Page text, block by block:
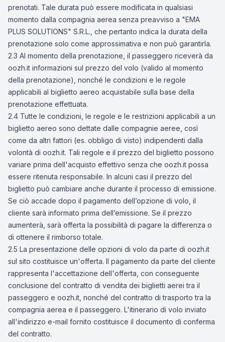
prenotati. Tale durata può essere modificata in qualsiasi
momento dalla compagnia aerea senza preavviso a "EMA
PLUS SOLUTIONS" S.R.L., che pertanto indica la durata della
prenotazione solo come approssimativa e non può garantirla.
2.3 Al momento della prenotazione, il passeggero riceverà da
oozh.it informazioni sul prezzo del volo (valido al momento
della prenotazione), nonché le condizioni e le regole
applicabili al biglietto aereo acquistabile sulla base della
prenotazione effettuata.
2.4 Tutte le condizioni, le regole e le restrizioni applicabili a un
biglietto aereo sono dettate dalle compagnie aeree, così
come da altri fattori (es. obbligo di visto) indipendenti dalla
volontà di oozh.it. Tali regole e il prezzo del biglietto possono
variare prima dell'acquisto effettivo senza che oozh.it possa
essere ritenuta responsabile. In alcuni casi il prezzo del
biglietto può cambiare anche durante il processo di emissione.
Se ciò accade dopo il pagamento dell’opzione di volo, il
cliente sarà informato prima dell’emissione. Se il prezzo
aumenterà, sarà offerta la possibilità di pagare la differenza o
di ottenere il rimborso totale.
2.5 La presentazione delle opzioni di volo da parte di oozh.it
sul sito costituisce un'offerta. Il pagamento da parte del cliente
rappresenta l'accettazione dell'offerta, con conseguente
conclusione del contratto di vendita dei biglietti aerei tra il
passeggero e oozh.it, nonché del contratto di trasporto tra la
compagnia aerea e il passeggero. L'itinerario di volo inviato
all'indirizzo e-mail fornito costituisce il documento di conferma
del contratto.